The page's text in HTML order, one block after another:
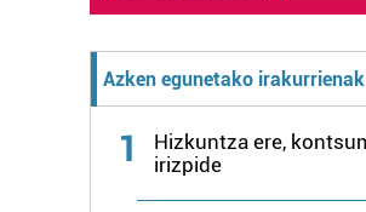
Azken egunetako irakurrienak
1
Hizkuntza ere,
irizpide